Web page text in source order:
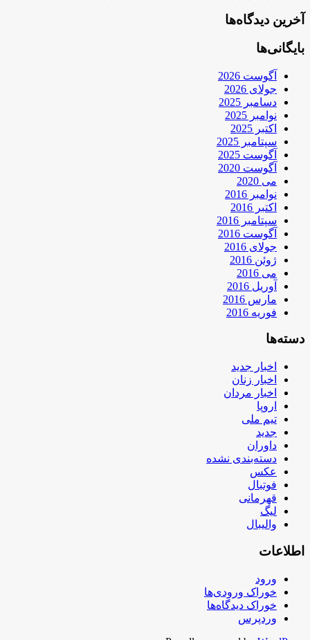
آخرین دیدگاه‌ها
بایگانی‌ها
آگوست 2026
جولای 2026
دسامبر 2025
نوامبر 2025
اکتبر 2025
سپتامبر 2025
آگوست 2025
آگوست 2020
می 2020
نوامبر 2016
اکتبر 2016
سپتامبر 2016
آگوست 2016
جولای 2016
ژوئن 2016
می 2016
آوریل 2016
مارس 2016
فوریه 2016
دسته‌ها
اخبار جدید
اخبار زنان
اخبار مردان
اروپا
تیم ملی
جدید
داوران
دسته‌بندی نشده
عکس
فوتبال
قهرمانی
لیگ
والیبال
اطلاعات
ورود
خوراک ورودی‌ها
خوراک دیدگاه‌ها
وردپرس